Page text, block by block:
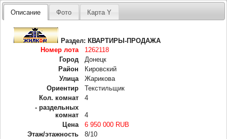
Описание Фото Карта Y
Раздел:КВАРТИРЫ-ПРОДАЖА
Номер лота
1262118
Город
Донецк
Район
Кировский
Улица
Жарикова
Ориентир
Текстильщик
Кол. комнат
4
- раздельных
комнат
4
Цена
6 950 000 RUB
Этаж/этажность
8/10